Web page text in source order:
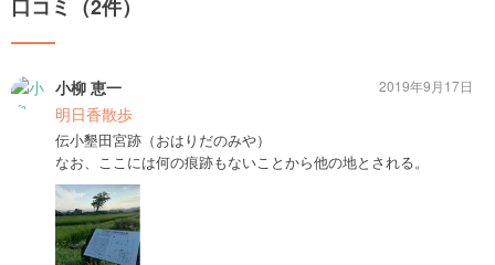
口コミ（2件）
小柳 恵一
明日香散歩
伝小墾田宮跡（おはりだのみや）
なお、ここには何の痕跡もないことから他の地とされる。
2019年9月17日